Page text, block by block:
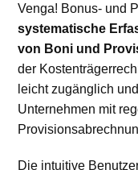
Venga! Bonus- und
systematische
von Boni und
der
leicht zugänglich
Unternehmen mit
Die intuitive